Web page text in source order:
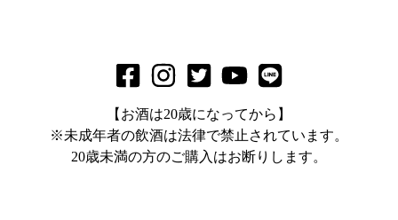
【お酒は20歳になってから】
※未成年者の飲酒は法律で禁止されています。
20歳未満の方のご購入はお断りします。